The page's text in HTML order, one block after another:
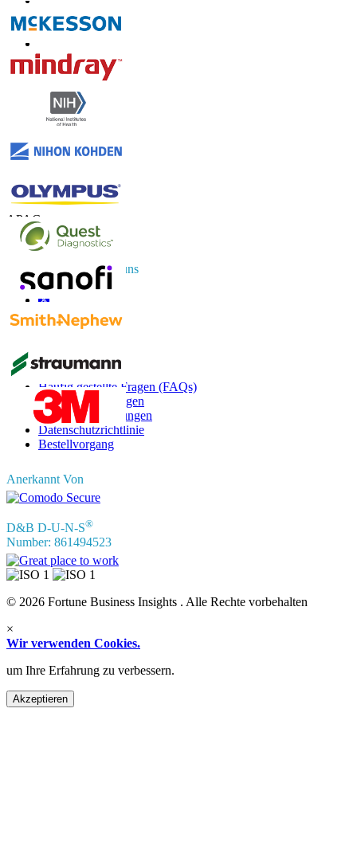
Kontaktieren Sie uns
US+1 833 909 2966 ( Gebührenfrei )
UK+44 808 502 0280 (Gebührenfrei )
APAC
sales@fortunebusinessinsights.com
Vernetzen Sie sich mit uns
Informationen
Häufig gestellte Fragen (FAQs)
Kundenbewertungen
Nutzungsbedingungen
Datenschutzrichtlinie
Bestellvorgang
Anerkannt Von
D&B D-U-N-S®
Number: 861494523
© 2026 Fortune Business Insights . Alle Rechte vorbehalten
×
Wir verwenden Cookies.
um Ihre Erfahrung zu verbessern.
Akzeptieren